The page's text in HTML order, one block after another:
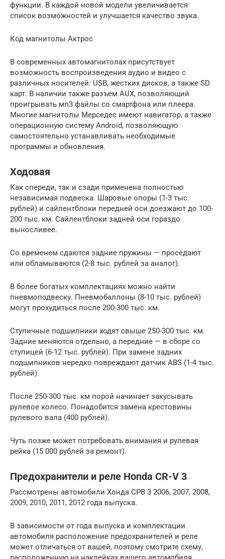
функции. В каждой новой модели увеличивается
список возможностей и улучшается качество звука.
Код магнитолы Актрос
В современных автомагнитолах присутствует
возможность воспроизведения аудио и видео с
различных носителей: USB, жестких дисков, а также SD
карт. В наличии также разъем AUX, позволяющий
проигрывать мп3 файлы со смартфона или плеера.
Многие магнитолы Мерседес имеют навигатор, а также
операционную систему Android, позволяющую
самостоятельно устанавливать необходимые
программы и обновления.
Ходовая
Как спереди, так и сзади применена полностью
независимая подвеска. Шаровые опоры (1-3 тыс.
рублей) и сайлентблоки передней оси доезжают до 100-
200 тыс. км. Сайлентблоки задней оси гораздо
выносливее.
Со временем сдаются задние пружины — проседают
или обламываются (2-8 тыс. рублей за аналог).
В более богатых комплектациях можно найти
пневмоподвеску. Пневмобаллоны (8-10 тыс. рублей)
могут прохудиться после 200-300 тыс. км.
Ступичные подшипники ходят свыше 250-300 тыс. км.
Задние меняются отдельно, а передние — в сборе со
ступицей (6-12 тыс. рублей). При замене задних
подшипников нередко повреждают датчик ABS (1-4 тыс.
рублей).
После 250-300 тыс. км порой начинает закусывать
рулевое колесо. Понадобится замена крестовины
рулевого вала (400 рублей).
Чуть позже может потребовать внимания и рулевая
рейка (15 000 рублей за ремонт).
Предохранители и реле Honda CR-V 3
Рассмотрены автомобили Хонда СРВ 3 2006, 2007, 2008,
2009, 2010, 2011, 2012 года выпуска.
В зависимости от года выпуска и комплектации
автомобиля расположение предохранителей и реле
может отличаться от вашей, поэтому смотрите схему,